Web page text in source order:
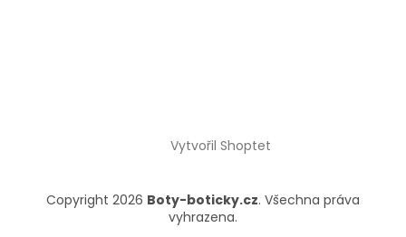
Vytvořil Shoptet
Copyright 2026 Boty-boticky.cz. Všechna práva
vyhrazena.